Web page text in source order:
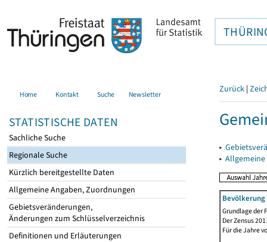
Home Kontakt Suche Newsletter
STATISTISCHE DATEN
Sachliche Suche
Regionale Suche
Kürzlich bereitgestellte Daten
Allgemeine Angaben, Zuordnungen
Gebietsveränderungen,
Änderungen zum Schlüsselverzeichnis
Definitionen und Erläuterungen
Zurück |
▸
▸
Grundlage der
Der Zensus
Für die Jahre